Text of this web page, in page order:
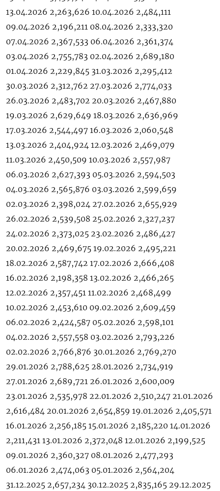
13.04.2026 2,263,626 10.04.2026 2,484,111
09.04.2026 2,196,211 08.04.2026 2,333,320
07.04.2026 2,367,533 06.04.2026 2,361,374
03.04.2026 2,755,783 02.04.2026 2,689,180
01.04.2026 2,229,845 31.03.2026 2,295,412
30.03.2026 2,312,762 27.03.2026 2,774,033
26.03.2026 2,483,702 20.03.2026 2,467,880
19.03.2026 2,629,649 18.03.2026 2,636,969
17.03.2026 2,544,497 16.03.2026 2,060,548
13.03.2026 2,404,924 12.03.2026 2,469,079
11.03.2026 2,450,509 10.03.2026 2,557,987
06.03.2026 2,627,393 05.03.2026 2,594,503
04.03.2026 2,565,876 03.03.2026 2,599,659
02.03.2026 2,398,024 27.02.2026 2,655,929
26.02.2026 2,539,508 25.02.2026 2,327,237
24.02.2026 2,373,025 23.02.2026 2,486,427
20.02.2026 2,469,675 19.02.2026 2,495,221
18.02.2026 2,587,742 17.02.2026 2,666,408
16.02.2026 2,198,358 13.02.2026 2,466,265
12.02.2026 2,357,451 11.02.2026 2,468,499
10.02.2026 2,453,610 09.02.2026 2,609,459
06.02.2026 2,424,587 05.02.2026 2,598,101
04.02.2026 2,557,558 03.02.2026 2,793,226
02.02.2026 2,766,876 30.01.2026 2,769,270
29.01.2026 2,788,625 28.01.2026 2,734,919
27.01.2026 2,689,721 26.01.2026 2,600,009
23.01.2026 2,535,978 22.01.2026 2,510,247 21.01.2026
2,616,484 20.01.2026 2,654,859 19.01.2026 2,405,571
16.01.2026 2,256,185 15.01.2026 2,185,220 14.01.2026
2,211,431 13.01.2026 2,372,048 12.01.2026 2,199,525
09.01.2026 2,360,327 08.01.2026 2,477,293
06.01.2026 2,474,063 05.01.2026 2,564,204
31.12.2025 2,657,234 30.12.2025 2,835,165 29.12.2025